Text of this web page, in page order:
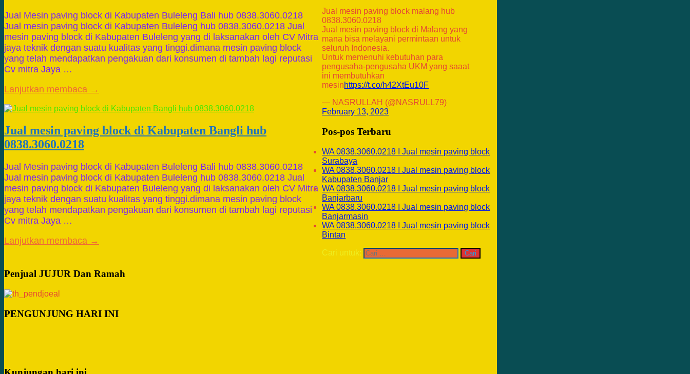
Jual Mesin paving block di Kabupaten Buleleng Bali hub 0838.3060.0218
Jual mesin paving block di Kabupaten Buleleng hub 0838.3060.0218 Jual
mesin paving block di Kabupaten Buleleng yang di laksanakan oleh CV Mitra
jaya teknik dengan suatu kualitas yang tinggi.dimana mesin paving block
yang telah mendapatkan pengakuan dari konsumen di tambah lagi reputasi
Cv mitra Jaya …
Lanjutkan membaca →
Jual mesin paving block di Kabupaten Bangli hub
0838.3060.0218
Jual Mesin paving block di Kabupaten Buleleng Bali hub 0838.3060.0218
Jual mesin paving block di Kabupaten Buleleng hub 0838.3060.0218 Jual
mesin paving block di Kabupaten Buleleng yang di laksanakan oleh CV Mitra
jaya teknik dengan suatu kualitas yang tinggi.dimana mesin paving block
yang telah mendapatkan pengakuan dari konsumen di tambah lagi reputasi
Cv mitra Jaya …
Lanjutkan membaca →
Jual mesin paving block malang hub
0838.3060.0218
Jual mesin paving block di Malang yang
mana bisa melayani permintaan untuk
seluruh Indonesia.
Untuk memenuhi kebutuhan para
pengusaha-pengusaha UKM yang saaat
ini membutuhkan
mesinhttps://t.co/h42XtEu10F
— NASRULLAH (@NASRULL79)
February 13, 2023
Pos-pos Terbaru
WA 0838.3060.0218 I Jual mesin paving block
Surabaya
WA 0838.3060.0218 I Jual mesin paving block
Kabupaten Banjar
WA 0838.3060.0218 I Jual mesin paving block
Banjarbaru
WA 0838.3060.0218 I Jual mesin paving block
Banjarmasin
WA 0838.3060.0218 I Jual mesin paving block
Bintan
Cari untuk:
Penjual JUJUR Dan Ramah
PENGUNJUNG HARI INI